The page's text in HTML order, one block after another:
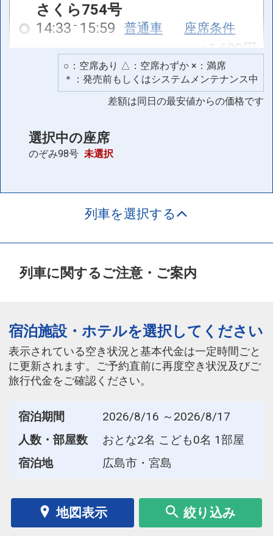
さくら754号
14:33 15:59 普通車 座席条件
空席 ＊
+1,600円
さくら792号
16:59
さくら794号
空席 ＊
こだま954号
14:38 17:25 普通車
空席 ＊
さくら758号
16:33
17:59 普通車
空席 ＊
○：空席あり △：空席わずか ×：満席
＊：発売前もしくはシステムメンテナンス中
差額は同日の最安値からの価格です
選択中の座席
のぞみ98号 未選択
列車を選択する
列車に関するご注意・ご案内
宿泊施設・ホテルを選択してください
表示されている空き状況と基本代金は一定時間ごと
に更新されます。ご予約直前に再度空き状況及びご
旅行代金をご確認ください。
宿泊期間
2026/8/16 ～2026/8/17
人数・部屋数
おとな2名 こども0名 1部屋
宿泊地
広島市・宮島
地図表示 絞り込み